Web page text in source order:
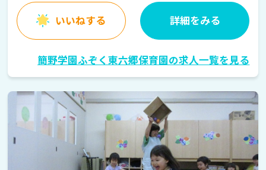
いいねする 詳細をみる
簡野学園ふぞく東六郷保育園の求人一覧を見る